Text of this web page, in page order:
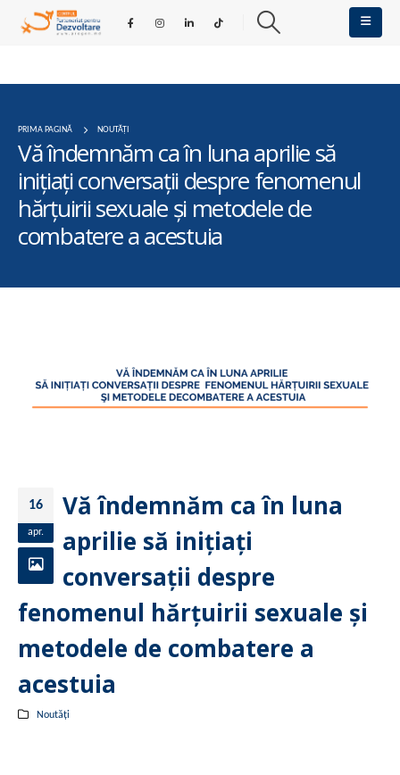
PRIMA PAGINĂ NOUTĂȚI
Vă îndemnăm ca în luna aprilie să
inițiați conversații despre fenomenul
hărțuirii sexuale şi metodele de
combatere a acestuia
16
apr.
Vă îndemnăm ca în luna
aprilie să inițiați
conversații despre
fenomenul hărțuirii sexuale şi
metodele de combatere a
acestuia
Noutăți